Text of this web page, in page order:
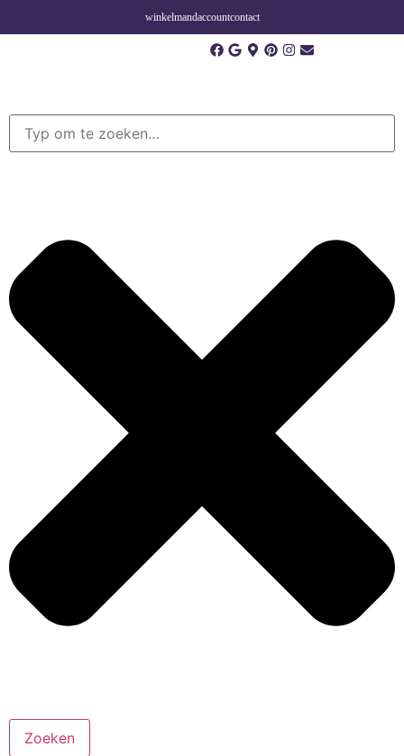
winkelmandaccountcontact
Zoeken